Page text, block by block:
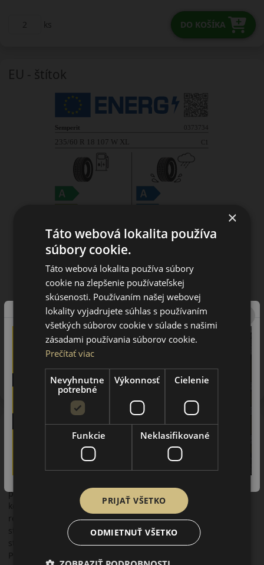
ks DO KOŠÍKA
O značke
História značky Semperit siaha do dávnej minulosti. S jej
výrobou sa začalo v roku 1850 v prvej fabrike na výrobu
pneumatiky Semperit sa môžete spoľahnúť, nech ste
kdekoľvek, či potrebujete letné, alebo zimné. Značka bola v
roku 1985 kúpená koncernom Continental. Vtedy prišlo k
stanoveniu nových cieľov – vyrábať spoľahlivé pneumatiky
strednej kategórie pre európsky a najmä stredoerópsky trh.
Pneumatiky Semperit sú bezpečné, spoľahlivé, prvotriedne
EU - štítok
Upozornenie! Hodnoty na štítku sú len informatívneho
charakteru. Môžu byť dodané pneumatiky aj s EU štítkami v
zmysle doposiaľ platnej (predchádzajúcej) legislatívy.
×
Táto webová lokalita používa
súbory cookie.
Táto webová lokalita používa súbory
cookie na zlepšenie používateľskej
skúsenosti. Používaním našej webovej
lokality vyjadrujete súhlas s používaním
všetkých súborov cookie v súlade s našimi
zásadami používania súborov cookie.
Prečítať viac
Nevyhnutne
potrebné
Výkonnosť Cielenie
Funkcie Neklasifikované
PRIJAŤ VŠETKO
ODMIETNUŤ VŠETKO